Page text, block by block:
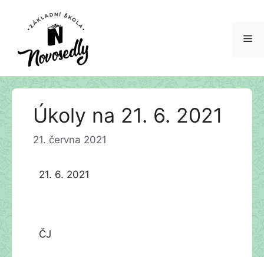
Přeskočit
Úkoly na 21. 6. 2021
21. června 2021
21. 6. 2021
ČJ